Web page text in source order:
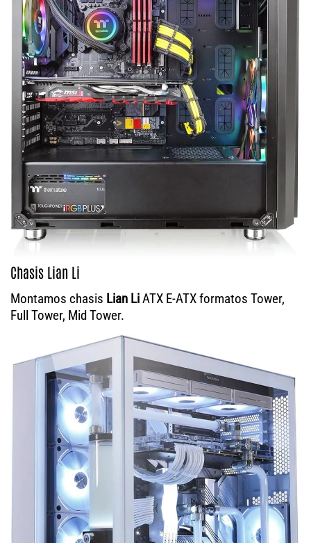
Chasis Lian Li
Montamos chasis Lian LiATX E-ATX formatos Tower,
Full Tower, Mid Tower.